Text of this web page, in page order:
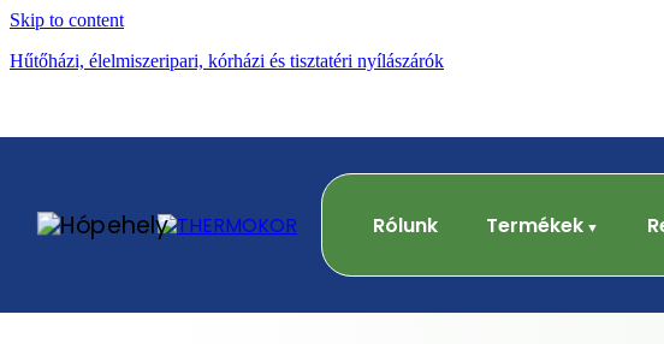
Skip to content
Hűtőházi, élelmiszeripari, kórházi és tisztatéri nyílászárók
Rólunk Termékek